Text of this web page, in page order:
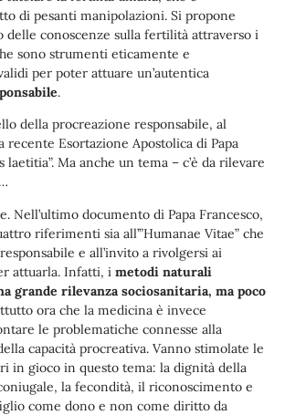
di pesanti manipolazioni. Si propone
delle conoscenze sulla fertilità attraverso i
sono strumenti eticamente e
per poter attuare un’autentica
.
della procreazione responsabile, al
recente Esortazione Apostolica di Papa
laetitia”. Ma anche un tema – c’è da rilevare
Nell’ultimo documento di Papa Francesco,
riferimenti sia all’”Humanae Vitae” che
e all’invito a rivolgersi ai
attuarla. Infatti, i metodi naturali
grande rilevanza sociosanitaria, ma poco
ora che la medicina è invece
le problematiche connesse alla
capacità procreativa. Vanno stimolate le
in gioco in questo tema: la dignità della
la fecondità, il riconoscimento e
come dono e non come diritto da